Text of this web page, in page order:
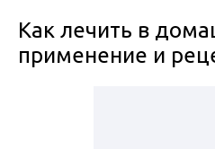
Как лечить в
применение и